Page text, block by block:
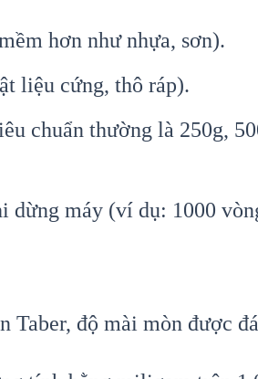
hơn như nhựa, sơn).
liệu cứng, thô ráp).
chuẩn thường là 250g,
dừng máy (ví dụ: 1000
độ mài mòn được